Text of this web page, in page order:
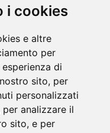
i cookies
e altre
per
di
sito, per
personalizzati
analizzare il
sito, e per
l'eredità della
in Italia 1950-2000,
dato forma al Made in
una settimana ricca di
nel programma
alle 16:00.